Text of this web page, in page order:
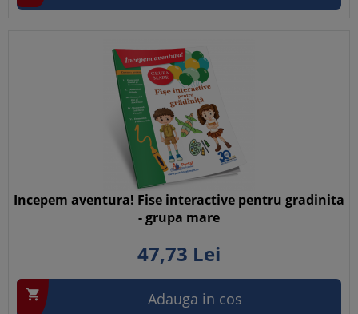
Incepem aventura! Fise interactive pentru gradinita
- grupa mare
47,73 Lei
 Adauga in cos